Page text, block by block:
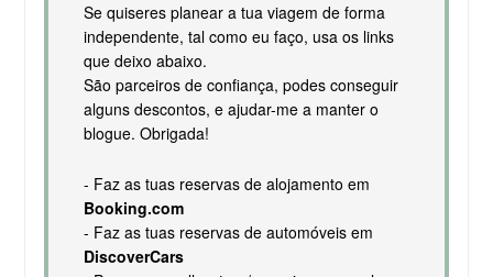
Se quiseres planear a tua viagem de forma
independente, tal como eu faço, usa os links
que deixo abaixo.
São parceiros de confiança, podes conseguir
alguns descontos, e ajudar-me a manter o
blogue. Obrigada!
- Faz as tuas reservas de alojamento em
Booking.com
- Faz as tuas reservas de automóveis em
DiscoverCars